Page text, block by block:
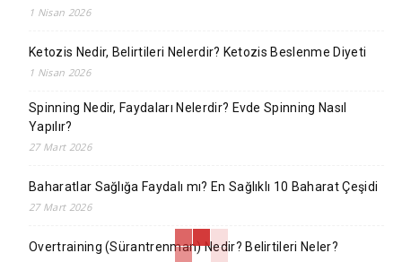
1 Nisan 2026
Ketozis Nedir, Belirtileri Nelerdir? Ketozis Beslenme Diyeti
1 Nisan 2026
Spinning Nedir, Faydaları Nelerdir? Evde Spinning Nasıl
Yapılır?
27 Mart 2026
Baharatlar Sağlığa Faydalı mı? En Sağlıklı 10 Baharat Çeşidi
27 Mart 2026
Overtraining (Sürantrenman) Nedir? Belirtileri Neler?